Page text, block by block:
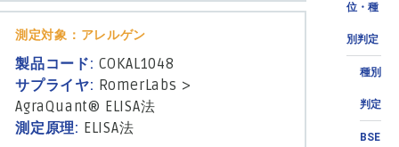
位・種
別判定
種別
判定
BSE
測定対象：アレルゲン
製品コード: COKAL1048
サプライヤ: RomerLabs >
AgraQuant® ELISA法
測定原理: ELISA法